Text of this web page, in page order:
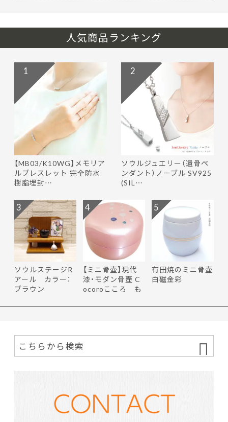
人気商品ランキング
【MB03/K10WG】メモリア
ルブレスレット 完全防水
樹脂埋封…
1
ソウルジュエリー（遺骨ペ
ンダント）ノーブル SV925
(SIL…
2
ソウルステージR
アール カラー：
ブラウン
3
【ミニ骨壷】現代
漆・モダン骨壷 C
ocoroこころ も
4
有田焼のミニ骨壷
白磁金彩
5